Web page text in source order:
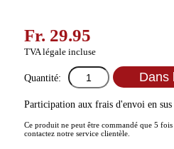
Fr. 29.95
TVA légale incluse
Quantité:
Participation aux frais d'envoi en
Ce produit ne peut être commandé que 5 fois
contactez notre service clientèle.